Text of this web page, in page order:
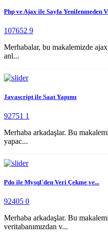
Php ve Ajax ile Sayfa Yenilenmeden
107652 9
Merhabalar, bu makalemizde
anl...
Javascript ile Saat Yapımı
92751 1
Merhaba arkadaşlar. Bu
yapac...
Pdo ile Mysql'den Veri Çekme ve...
92405 0
Merhaba arkadaşlar. Bu
veritabanımızdan v...